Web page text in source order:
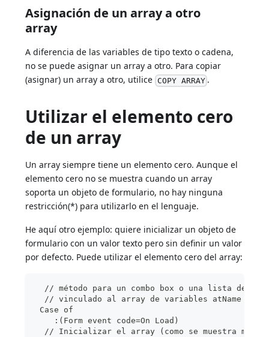
Asignación de un array a otro
array
A diferencia de las variables de tipo texto o cadena,
no se puede asignar un array a otro. Para copiar
(asignar) un array a otro, utilice COPY ARRAY .
Utilizar el elemento cero
de un array
Un array siempre tiene un elemento cero. Aunque el
elemento cero no se muestra cuando un array
soporta un objeto de formulario, no hay ninguna
restricción(*) para utilizarlo en el lenguaje.
He aquí otro ejemplo: quiere inicializar un objeto de
formulario con un valor texto pero sin definir un valor
por defecto. Puede utilizar el elemento cero del array:
// método para un combo box o una lista
  // vinculado al array de variables atName
Case of
    :(Form event code=On Load)
// Inicializar el array (como se muestra más